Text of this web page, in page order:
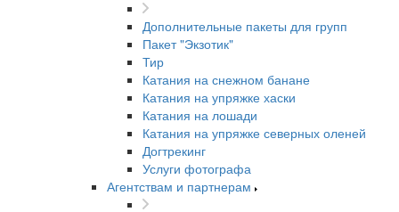
Дополнительные пакеты для групп
Пакет "Экзотик"
Тир
Катания на снежном банане
Катания на упряжке хаски
Катания на лошади
Катания на упряжке северных оленей
Догтрекинг
Услуги фотографа
Агентствам и партнерам